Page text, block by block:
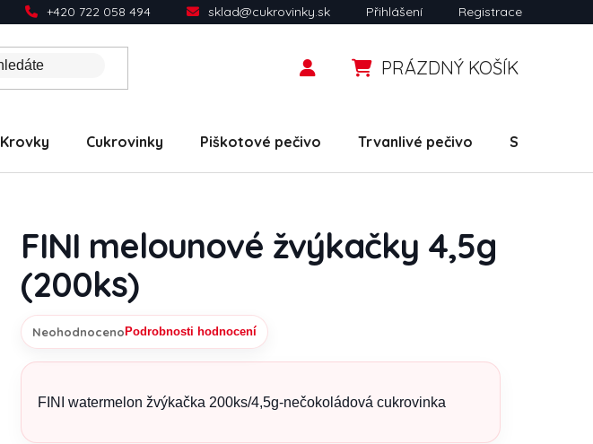
+420 722 058 494 sklad@cukrovinky.sk Přihlášení Registrace
PRÁZDNÝ KOŠÍK
Krovky Cukrovinky Piškotové pečivo Trvanlivé pečivo Slané
FINI melounové žvýkačky 4,5g
(200ks)
Průměrné hodnocení produktu je 0,0 z 5 hvězdiček.
Neohodnoceno Podrobnosti hodnocení
FINI watermelon žvýkačka 200ks/4,5g-nečokoládová cukrovinka